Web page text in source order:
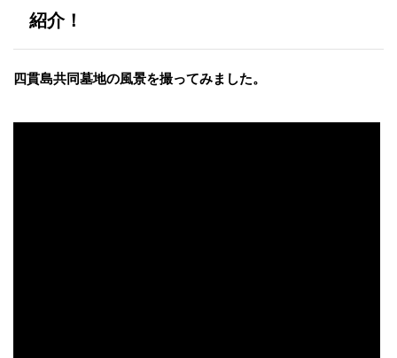
紹介！
四貫島共同墓地の風景を撮ってみました。